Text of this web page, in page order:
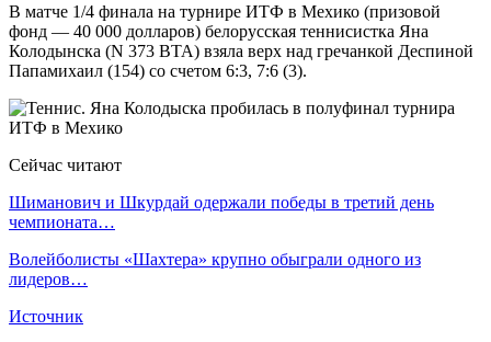
В матче 1/4 финала на турнире ИТФ в Мехико (призовой
фонд — 40 000 долларов) белорусская теннисистка Яна
Колодынска (N 373 ВТА) взяла верх над гречанкой Деспиной
Папамихаил (154) со счетом 6:3, 7:6 (3).
Сейчас читают
Шиманович и Шкурдай одержали победы в третий день
чемпионата…
Волейболисты «Шахтера» крупно обыграли одного из
лидеров…
Источник